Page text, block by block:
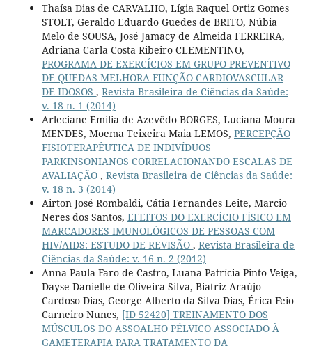
Thaísa Dias de CARVALHO, Lígia Raquel Ortiz Gomes
STOLT, Geraldo Eduardo Guedes de BRITO, Núbia
Melo de SOUSA, José Jamacy de Almeida FERREIRA,
Adriana Carla Costa Ribeiro CLEMENTINO,
PROGRAMA DE EXERCÍCIOS EM GRUPO PREVENTIVO
DE QUEDAS MELHORA FUNÇÃO CARDIOVASCULAR
DE IDOSOS , Revista Brasileira de Ciências da Saúde:
v. 18 n. 1 (2014)
Arleciane Emilia de Azevêdo BORGES, Luciana Moura
MENDES, Moema Teixeira Maia LEMOS, PERCEPÇÃO
FISIOTERAPÊUTICA DE INDIVÍDUOS
PARKINSONIANOS CORRELACIONANDO ESCALAS DE
AVALIAÇÃO , Revista Brasileira de Ciências da Saúde:
v. 18 n. 3 (2014)
Airton José Rombaldi, Cátia Fernandes Leite, Marcio
Neres dos Santos, EFEITOS DO EXERCÍCIO FÍSICO EM
MARCADORES IMUNOLÓGICOS DE PESSOAS COM
HIV/AIDS: ESTUDO DE REVISÃO , Revista Brasileira de
Ciências da Saúde: v. 16 n. 2 (2012)
Anna Paula Faro de Castro, Luana Patrícia Pinto Veiga,
Dayse Danielle de Oliveira Silva, Biatriz Araújo
Cardoso Dias, George Alberto da Silva Dias, Érica Feio
Carneiro Nunes, [ID 52420] TREINAMENTO DOS
MÚSCULOS DO ASSOALHO PÉLVICO ASSOCIADO À
GAMETERAPIA PARA TRATAMENTO DA